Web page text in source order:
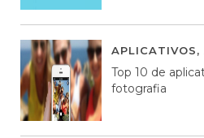
APLICATIVOS,
Top 10 de
fotografia